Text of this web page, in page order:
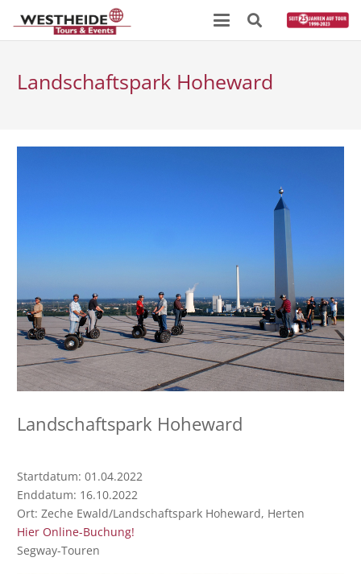
Landschaftspark Hoheward
Landschaftspark Hoheward
Startdatum: 01.04.2022
Enddatum: 16.10.2022
Ort: Zeche Ewald/Landschaftspark Hoheward, Herten
Hier Online-Buchung!
Segway-Touren